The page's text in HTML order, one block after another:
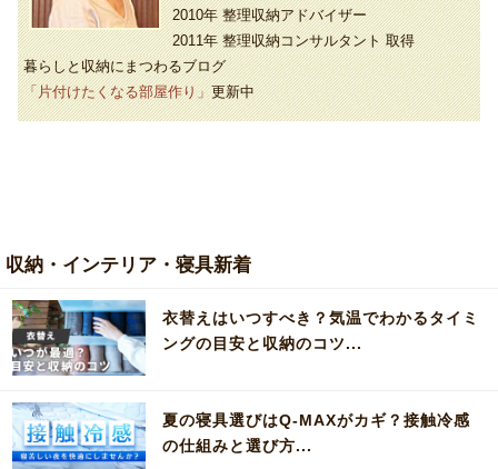
2010年 整理収納アドバイザー
2011年 整理収納コンサルタント 取得
暮らしと収納にまつわるブログ
「片付けたくなる部屋作り」更新中
収納・インテリア・寝具新着
衣替えはいつすべき？気温でわかるタイミ
ングの目安と収納のコツ...
夏の寝具選びはQ-MAXがカギ？接触冷感
の仕組みと選び方...